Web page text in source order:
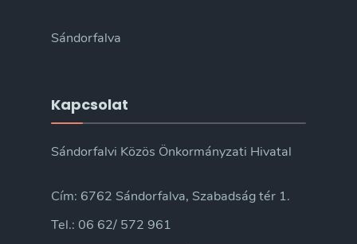
Sándorfalva
Kapcsolat
Sándorfalvi Közös Önkormányzati Hivatal
Cím: 6762 Sándorfalva, Szabadság tér 1.
Tel.: 06 62/ 572 961